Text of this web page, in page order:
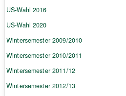
US-Wahl 2016
US-Wahl 2020
Wintersemester 2009/2010
Wintersemester 2010/2011
Wintersemester 2011/12
Wintersemester 2012/13